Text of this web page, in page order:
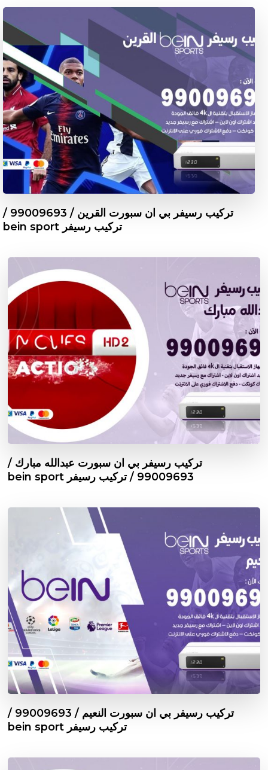
تركيب رسيفر بي ان سبورت القرين / 99009693 /
تركيب رسيفر bein sport
تركيب رسيفر بي ان سبورت عبدالله مبارك /
99009693 / تركيب رسيفر bein sport
تركيب رسيفر بي ان سبورت النعيم / 99009693 /
تركيب رسيفر bein sport